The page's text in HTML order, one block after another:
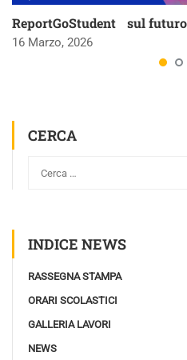
ReportGoStudent sul futuro
16 Marzo, 2026
CERCA
INDICE NEWS
RASSEGNA STAMPA
ORARI SCOLASTICI
GALLERIA LAVORI
NEWS